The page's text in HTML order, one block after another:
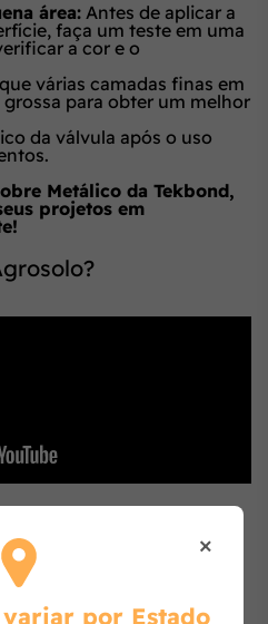
área: Antes de aplicar a
faça um teste em uma
a cor e o
várias camadas finas em
para obter um melhor
da válvula após o uso
Metálico da Tekbond,
projetos em
×
por Estado